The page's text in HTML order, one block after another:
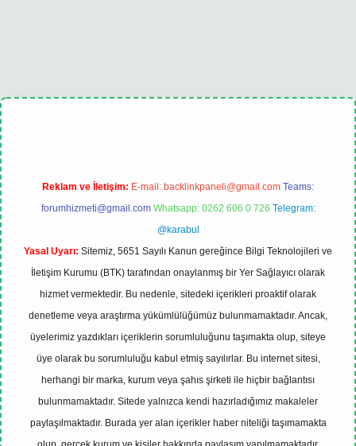
tulipbet güncel
Reklam ve İletişim: E-mail: backlinkpaneli@gmail.com Teams:
forumhizmeti@gmail.com Whatsapp: 0262 606 0 726 Telegram:
@karabul
Yasal Uyarı: Sitemiz, 5651 Sayılı Kanun gereğince Bilgi Teknolojileri ve
İletişim Kurumu (BTK) tarafından onaylanmış bir Yer Sağlayıcı olarak
hizmet vermektedir. Bu nedenle, sitedeki içerikleri proaktif olarak
denetleme veya araştırma yükümlülüğümüz bulunmamaktadır. Ancak,
üyelerimiz yazdıkları içeriklerin sorumluluğunu taşımakta olup, siteye
üye olarak bu sorumluluğu kabul etmiş sayılırlar. Bu internet sitesi,
herhangi bir marka, kurum veya şahıs şirketi ile hiçbir bağlantısı
bulunmamaktadır. Sitede yalnızca kendi hazırladığımız makaleler
paylaşılmaktadır. Burada yer alan içerikler haber niteliği taşımamakta